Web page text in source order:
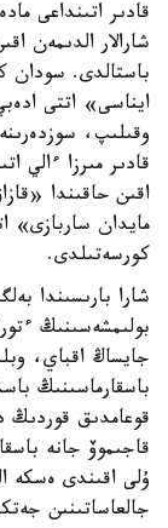
قادىر اتىنداعى
شارالار الدىمەن
باستالدى. سودان
ايناسى» اتتى
وقىلىپ،
قادىر مىرزا ءالي
اقىن حاقىندا
مايدان ساربازى»
كورسەتىلدى.
شارا بارىسىندا
بولىمشەسىنىڭ
جايساڭ اقباي،
باسقارماسىنىڭ
قوعامدىق قوردىڭ
قاجىموۆ جانە
ۇلى اقىندى ەسكە
جالعاساتىنىن